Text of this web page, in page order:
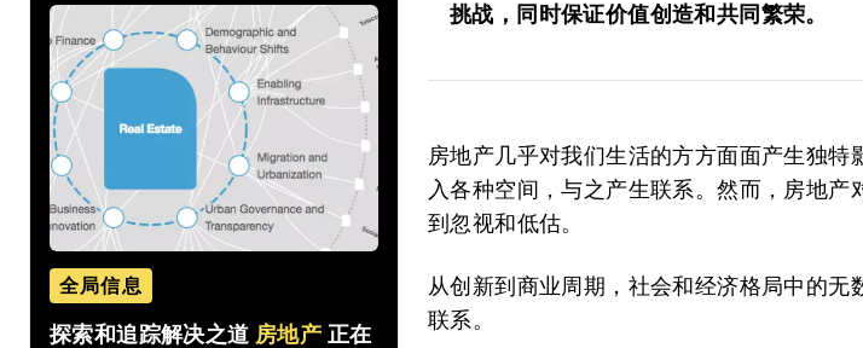
全局信息
探索和追踪解决之道 房地产 正在
挑战，同时保证价值创造和共同繁荣。
房地产几乎对我们生活的方方面面产生独
入各种空间，与之产生联系。然而，房地
到忽视和低估。
从创新到商业周期，社会和经济格局中的无
联系。